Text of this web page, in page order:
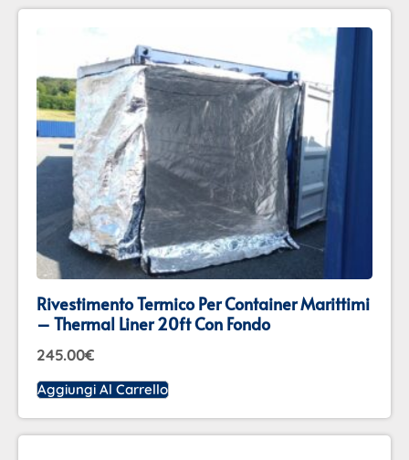
Rivestimento Termico Per Container Marittimi
– Thermal Liner 20ft Con Fondo
245.00€
Aggiungi Al Carrello